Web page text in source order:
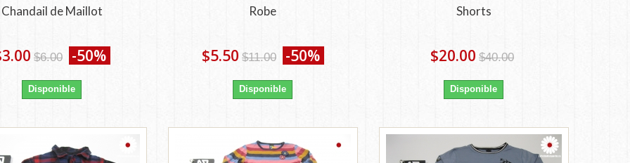
Chandail de Maillot
$6.00 -50%
Disponible
Robe
$5.50 $11.00 -50%
Disponible
Shorts
$20.00 $40.00
Disponible